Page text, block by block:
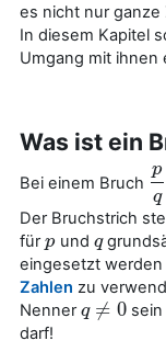
es nicht nur
In diesem Kapitel
Umgang mit ihnen
Was ist ein
Bei einem Bruch
p
q
pq
Der Bruchstrich
fürp
pund q
q
eingesetzt
Zahlen zu
Nennerq ≠ 0
q ≠0
darf!